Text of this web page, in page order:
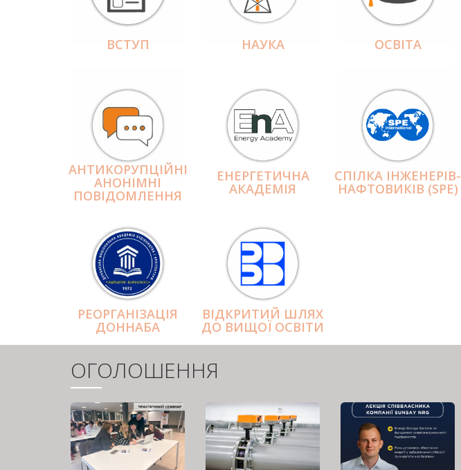
ВСТУП НАУКА ОСВІТА
АНТИКОРУПЦІЙНІ
АНОНІМНІ
ПОВІДОМЛЕННЯ
ЕНЕРГЕТИЧНА
АКАДЕМІЯ
СПІЛКА ІНЖЕНЕРІВ-
НАФТОВИКІВ (SPE)
РЕОРГАНІЗАЦІЯ
ДОННАБА
ВІДКРИТИЙ ШЛЯХ
ДО ВИЩОЇ ОСВІТИ
ОГОЛОШЕННЯ